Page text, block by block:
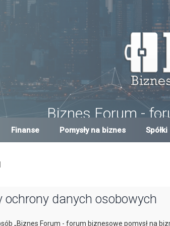
Biznes Forum -
Największe Biznes Forum w Polsce, forum
Finanse Pomysły na biznes Spółki
ochrony danych osobowych
„Biznes Forum - forum biznesowe pomysł na